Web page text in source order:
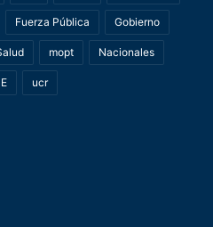
Fuerza Pública Gobierno
mopt Nacionales
ucr